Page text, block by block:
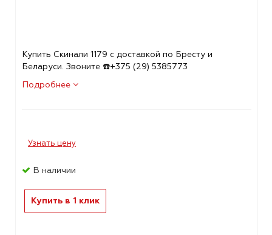
Купить Скинали 1179 с доставкой по Бресту и
Беларуси. Звоните ☎️+375 (29) 5385773
Подробнее
Узнать цену
В наличии
Купить в 1 клик